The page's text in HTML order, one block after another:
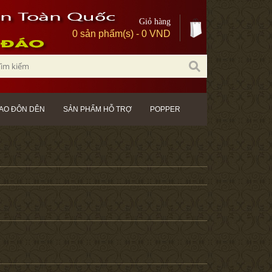
Giỏ hàng
0 sản phẩm(s) - 0 VND
ĐÔN DÊN SẢN PHẨM HỖ TRỢ POPPER